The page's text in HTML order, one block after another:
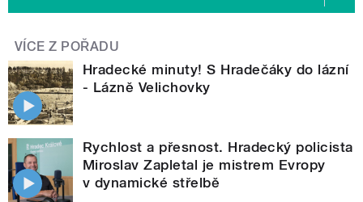
VÍCE Z POŘADU
Hradecké minuty! S Hradečáky do lázní
- Lázně Velichovky
Rychlost a přesnost. Hradecký policista
Miroslav Zapletal je mistrem Evropy
v dynamické střelbě